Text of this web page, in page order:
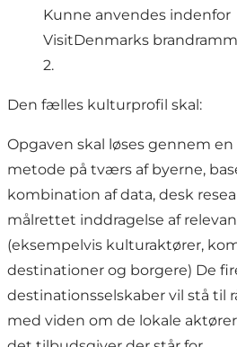
Kunne anvendes indenfor
VisitDenmarks
2.
Den fælles kulturprofil skal:
Opgaven skal løses gennem
metode på tværs af byerne,
kombination af data, desk
målrettet inddragelse af
(eksempelvis kulturaktører,
destinationer og borgere) De
destinationsselskaber vil stå til
med viden om de lokale